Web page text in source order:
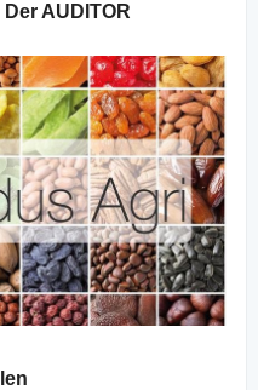
Der AUDITOR